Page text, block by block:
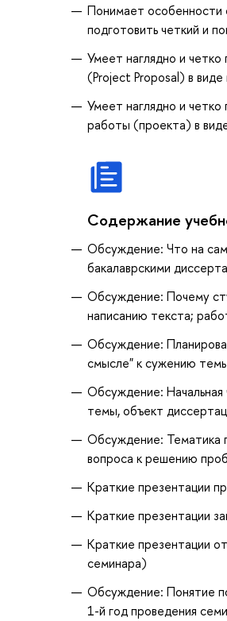
Понимает особенности
подготовить четкий и
Умеет наглядно и
(Project Proposal) в
Умеет наглядно и
работы (проекта) в
Содержание
Обсуждение: Что на
бакалаврскими
Обсуждение: Почему
написанию текста;
Обсуждение:
смысле" к сужению
Обсуждение: Начальная
темы, объект
Обсуждение: Тематика
вопроса к решению
Краткие презентации
Краткие презентации
Краткие презентации
семинара)
Обсуждение: Понятие
1-й год проведения